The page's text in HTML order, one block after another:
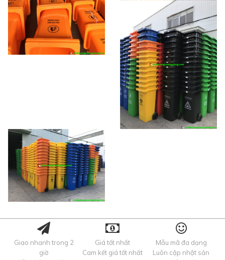
Giao nhanh trong 2
giờ
Giá tốt nhất
Cam kết giá tốt nhất
Mẫu mã đa dạng
Luôn cập nhật sản